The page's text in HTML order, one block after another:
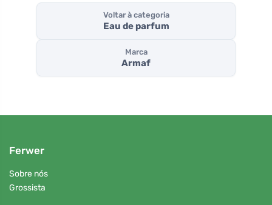
Voltar à categoria
Eau de parfum
Marca
Armaf
Ferwer
Sobre nós
Grossista